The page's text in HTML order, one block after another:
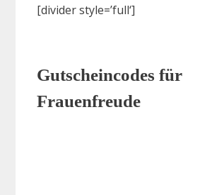
[divider style=’full‘]
Gutscheincodes für
Frauenfreude